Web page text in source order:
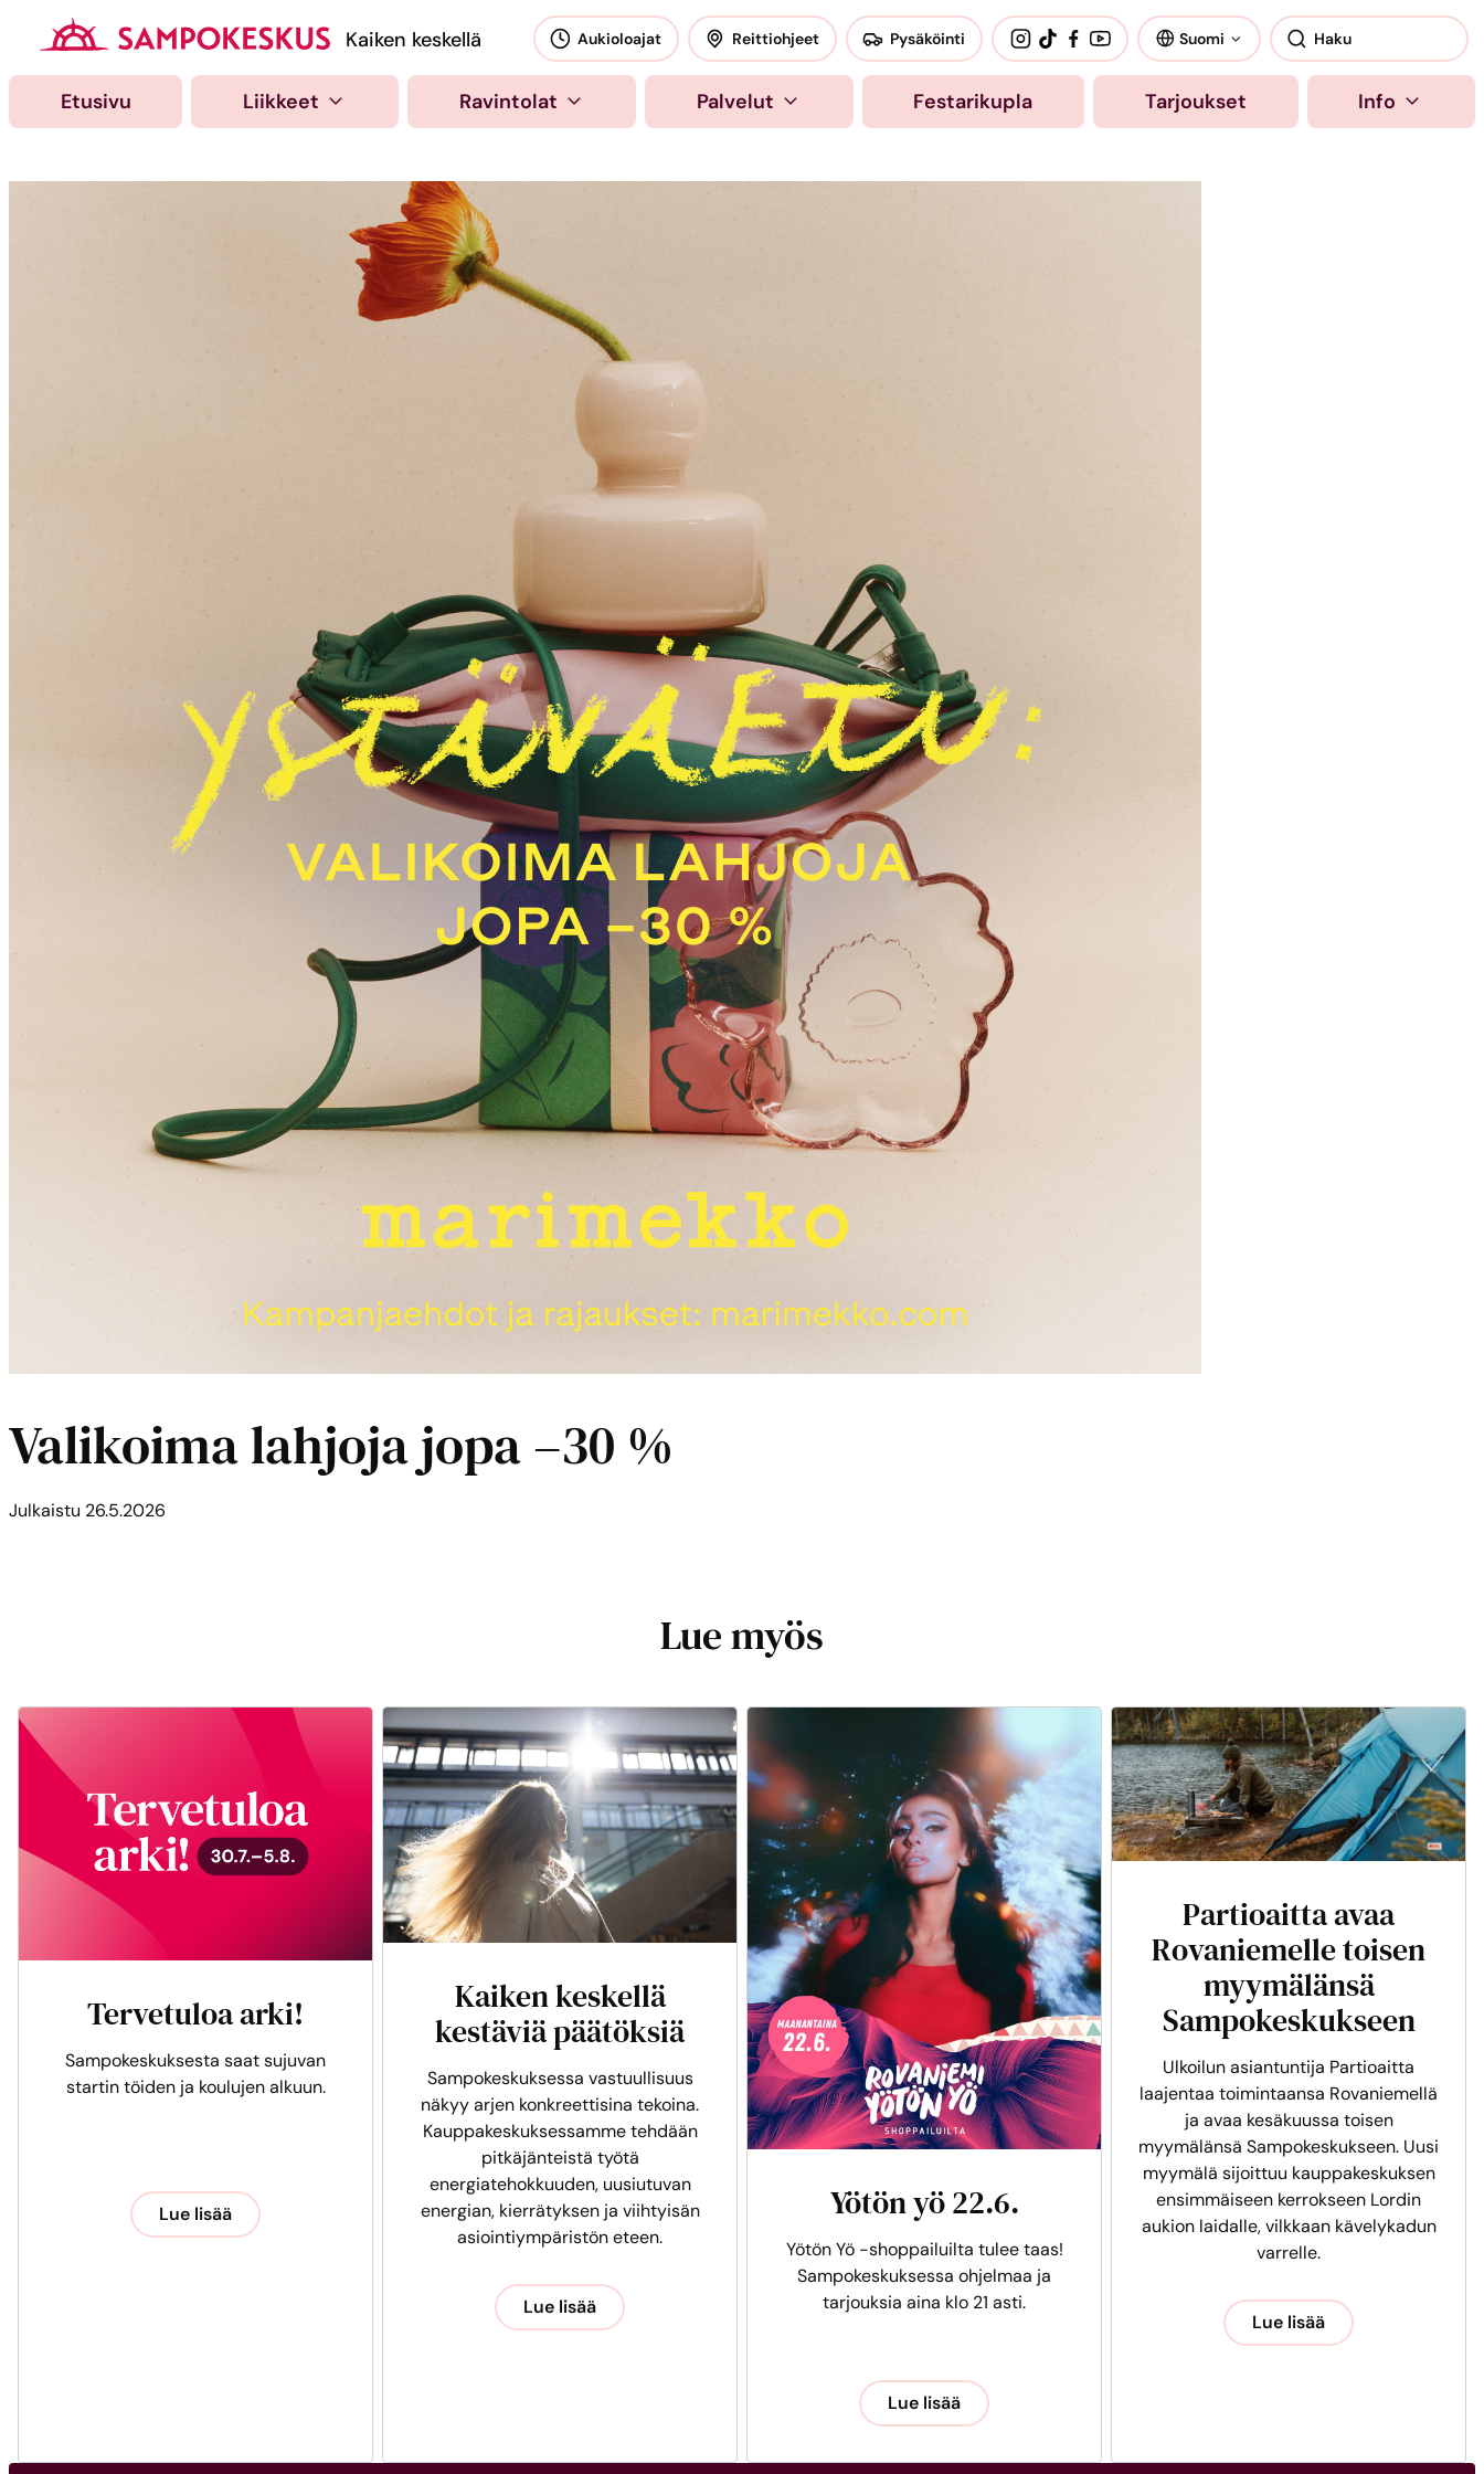
sisältöön
Kauppakeskus Sampokeskus
Kaiken keskellä
Etusivu Liikkeet Ravintolat Palvelut Festarikupla Tarjoukset Info
Aukioloajat Reittiohjeet Pysäköinti Suomi
Valikoima lahjoja jopa –30 %
Julkaistu 26.5.2026
Lue myös
Tervetuloa arki!
Sampokeskuksesta saat sujuvan
startin töiden ja koulujen alkuun.
Lue lisää
Kaiken keskellä
kestäviä päätöksiä
Sampokeskuksessa vastuullisuus
näkyy arjen konkreettisina tekoina.
Kauppakeskuksessamme tehdään
pitkäjänteistä työtä
energiatehokkuuden, uusiutuvan
energian, kierrätyksen ja viihtyisän
asiointiympäristön eteen.
Lue lisää
Yötön yö 22.6.
Yötön Yö -shoppailuilta tulee taas!
Sampokeskuksessa ohjelmaa ja
tarjouksia aina klo 21 asti.
Lue lisää
Partioaitta avaa
Rovaniemelle toisen
myymälänsä
Sampokeskukseen
Ulkoilun asiantuntija Partioaitta
laajentaa toimintaansa Rovaniemellä
ja avaa kesäkuussa toisen
myymälänsä Sampokeskukseen. Uusi
myymälä sijoittuu kauppakeskuksen
ensimmäiseen kerrokseen Lordin
aukion laidalle, vilkkaan kävelykadun
varrelle.
Lue lisää